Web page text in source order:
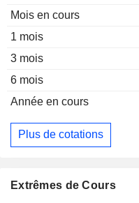
Mois en cours
1 mois
3 mois
6 mois
Année en cours
Plus de cotations
Extrêmes de Cours